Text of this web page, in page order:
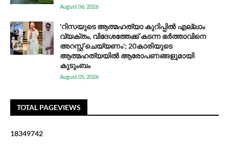
August 06, 2026
'റിസയുടെ ആത്മഹത്യാ കുറിപ്പിൽ എല്ലാം
വ്യക്തം, വിദേശത്തേക്ക് കടന്ന ഭർത്താവിനെ
അറസ്റ്റ് ചെയ്യണം'; 20കാരിയുടെ
ആത്മഹത്യയിൽ ആരോപണങ്ങളുമായി
കുടുംബം
August 05, 2026
TOTAL PAGEVIEWS
18349742